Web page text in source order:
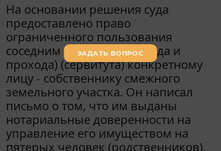
На основании решения суда
предоставлено право
ограниченного пользования
соседним участком (проезда и
прохода) (сервитута) конкретному
лицу - собственнику смежного
земельного участка. Он написал
письмо о том, что им выданы
нотариальные доверенности на
управление его имуществом на
пятерых человек (родственников).